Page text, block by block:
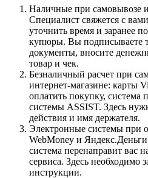
Наличные при самовывозе
Специалист свяжется с
уточнить время и заранее
купюры. Вы подписываете
документы, вносите
товар и чек.
Безналичный расчет при
интернет-магазине: карты
оплатить покупку, система
системы ASSIST. Здесь
действия и имя держателя.
Электронные системы при
WebMoney и
система перенаправит вас
сервиса. Здесь необходимо
инструкции.